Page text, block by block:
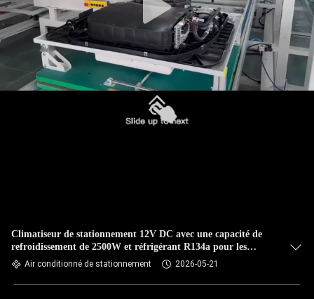
Climatiseur de stationnement 12V DC avec une capacité de
refroidissement de 2500W et réfrigérant R134a pour les
camions et camping-cars PEUGEOT
Air conditionné de stationnement 2026-05-21